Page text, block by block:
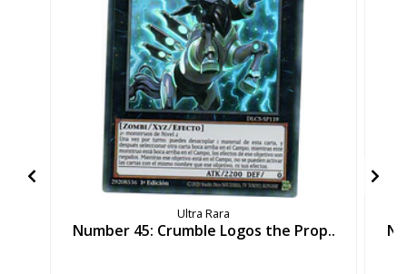
Ultra Rara
Number 45: Crumble Logos the Prop..